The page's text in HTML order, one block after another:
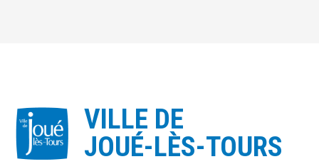
VILLE DE
JOUÉ-LÈS-TOURS